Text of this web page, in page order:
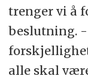
trenger vi å
beslutning.
alle skal